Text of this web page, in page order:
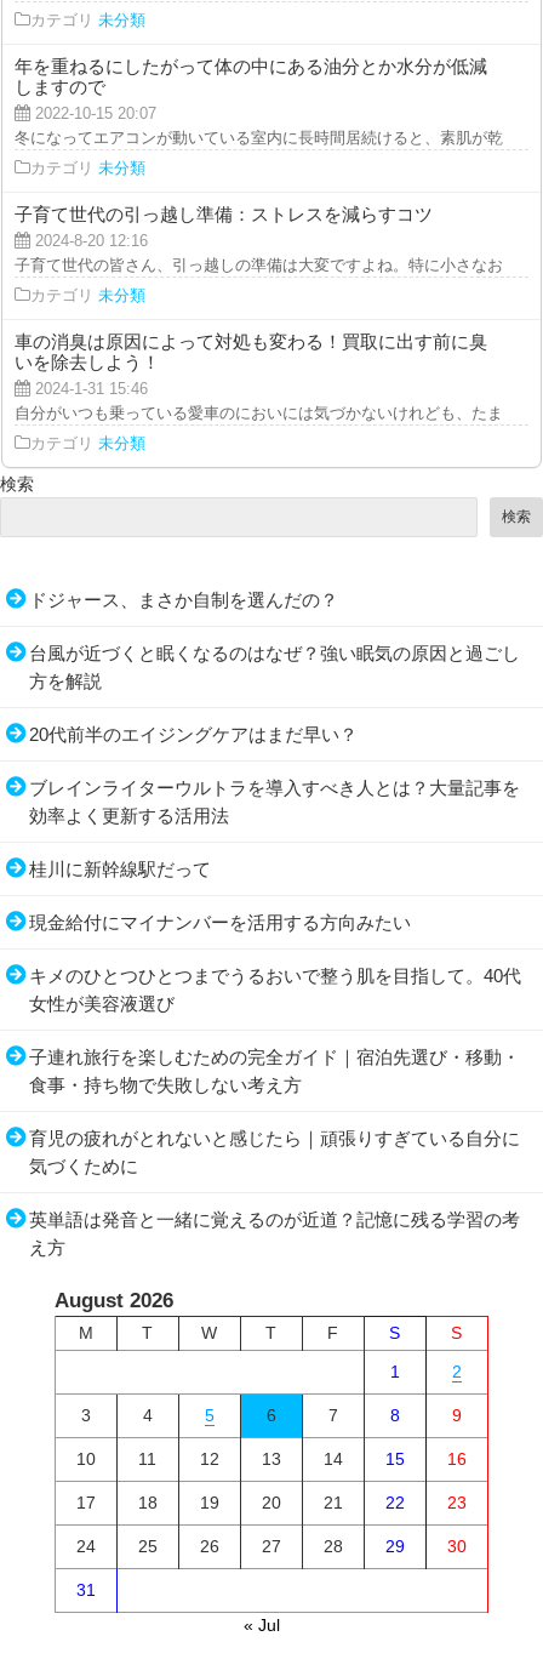
カテゴリ 未分類
年を重ねるにしたがって体の中にある油分とか水分が低減
しますので
2022-10-15 20:07
冬になってエアコンが動いている室内に長時間居続けると、素肌が乾燥し
カテゴリ 未分類
子育て世代の引っ越し準備：ストレスを減らすコツ
2024-8-20 12:16
子育て世代の皆さん、引っ越しの準備は大変ですよね。特に小さなお子さ
カテゴリ 未分類
車の消臭は原因によって対処も変わる！買取に出す前に臭
いを除去しよう！
2024-1-31 15:46
自分がいつも乗っている愛車のにおいには気づかないけれども、たまに他
カテゴリ 未分類
検索
検索
ドジャース、まさか自制を選んだの？
台風が近づくと眠くなるのはなぜ？強い眠気の原因と過ごし
方を解説
20代前半のエイジングケアはまだ早い？
ブレインライターウルトラを導入すべき人とは？大量記事を
効率よく更新する活用法
桂川に新幹線駅だって
現金給付にマイナンバーを活用する方向みたい
キメのひとつひとつまでうるおいで整う肌を目指して。40代
女性が美容液選び
子連れ旅行を楽しむための完全ガイド｜宿泊先選び・移動・
食事・持ち物で失敗しない考え方
育児の疲れがとれないと感じたら｜頑張りすぎている自分に
気づくために
英単語は発音と一緒に覚えるのが近道？記憶に残る学習の考
え方
August 2026
M T W T F S
S
1
2
3 4 5 6 7 8 9
10 11 12 13 14 15 16
17 18 19 20 21 22 23
24 25 26 27 28 29 30
31
« Jul